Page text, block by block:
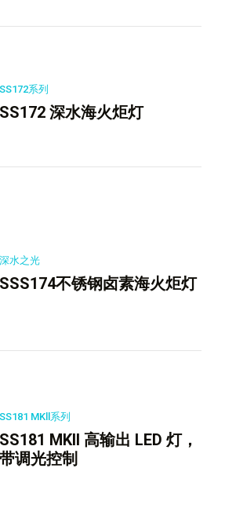
SS172系列
SS172 深水海火炬灯
深水之光
SSS174不锈钢卤素海火炬灯
SS181 MKll系列
SS181 MKll 高输出 LED 灯，
带调光控制